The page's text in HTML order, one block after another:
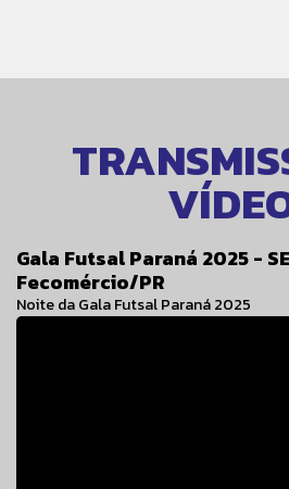
Gala Futsal Paraná 2025 -
Fecomércio/PR
Noite da Gala Futsal Paraná 2025